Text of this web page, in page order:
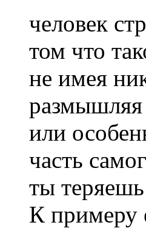
человек
том что
не имея
размышляя
или
часть
ты
К примеру